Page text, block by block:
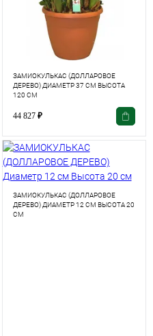
ЗАМИОКУЛЬКАС (ДОЛЛАРОВОЕ
ДЕРЕВО) ДИАМЕТР 37 СМ ВЫСОТА
120 СМ
44 827 ₽
ЗАМИОКУЛЬКАС (ДОЛЛАРОВОЕ
ДЕРЕВО) ДИАМЕТР 12 СМ ВЫСОТА 20
СМ